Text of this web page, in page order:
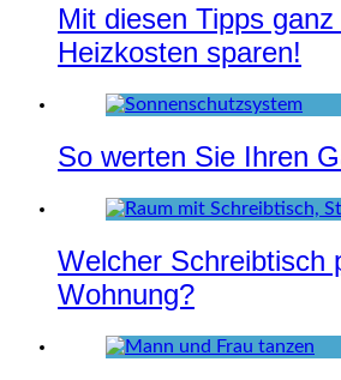
Mit diesen Tipps
Heizkosten sparen!
So werten Sie Ihren
Welcher Schreibtisch
Wohnung?